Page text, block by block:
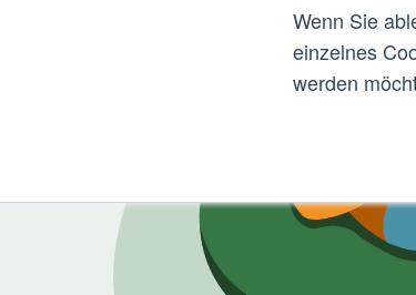
Wenn Sie
einzelnes
werden